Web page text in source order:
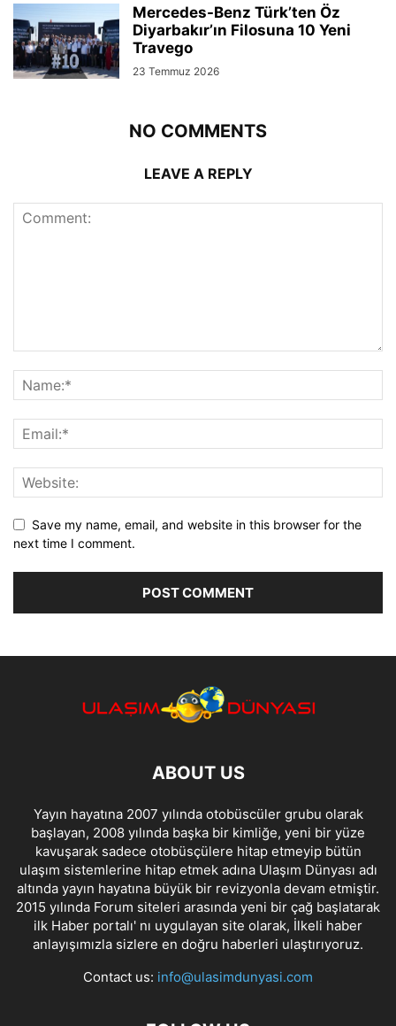
Mercedes-Benz Türk’ten Öz
Diyarbakır’ın Filosuna 10 Yeni
Travego
23 Temmuz 2026
NO COMMENTS
LEAVE A REPLY
Save my name, email, and website in this browser for the
next time I comment.
ABOUT US
Yayın hayatına 2007 yılında otobüscüler grubu olarak
başlayan, 2008 yılında başka bir kimliğe, yeni bir yüze
kavuşarak sadece otobüsçülere hitap etmeyip bütün
ulaşım sistemlerine hitap etmek adına Ulaşım Dünyası adı
altında yayın hayatına büyük bir revizyonla devam etmiştir.
2015 yılında Forum siteleri arasında yeni bir çağ başlatarak
ilk Haber portalı' nı uygulayan site olarak, İlkeli haber
anlayışımızla sizlere en doğru haberleri ulaştırıyoruz.
Contact us: info@ulasimdunyasi.com